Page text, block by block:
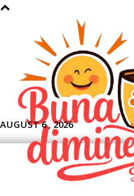
AUGUST 6 , 2026